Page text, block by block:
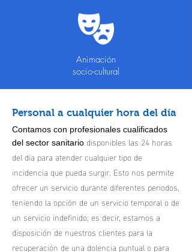
Animación
socio-cultural
Personal a cualquier hora del día
Contamos con profesionales cualificados
del sector sanitario disponibles las 24 horas
del día para atender cualquier tipo de
incidencia que pueda surgir. Esto nos permite
ofrecer un servicio durante diferentes periodos,
teniendo la opción de un servicio temporal o de
un servicio indefinido; es decir, estamos a
disposición de nuestros clientes para la
recuperación de una dolencia puntual o para